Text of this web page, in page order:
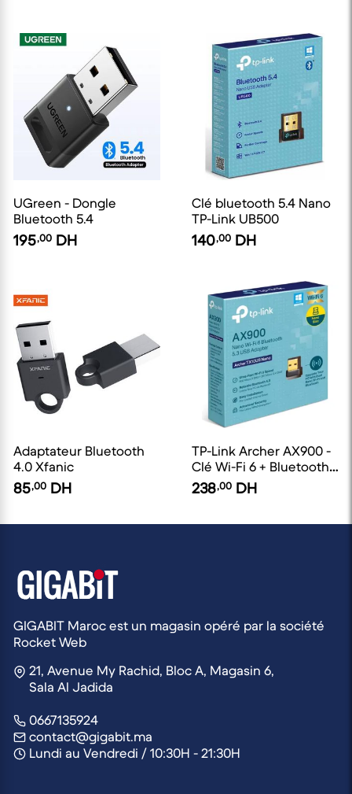
UGreen - Dongle
Bluetooth 5.4
195,00 DH
Clé bluetooth 5.4 Nano
TP-Link UB500
140,00 DH
Adaptateur Bluetooth
4.0 Xfanic
85,00 DH
TP-Link Archer AX900 -
Clé Wi-Fi 6 + Bluetooth
5.3
238,00 DH
GIGABIT Maroc est un magasin opéré par la société
Rocket Web
21, Avenue My Rachid, Bloc A, Magasin 6,
Sala Al Jadida
0667135924
contact@gigabit.ma
Lundi au Vendredi / 10:30H - 21:30H